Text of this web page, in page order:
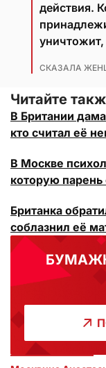
действия.
СКАЗАЛА
Читайте
В Британии
кто считал её
В Москве
которую
Британка
соблазнил её